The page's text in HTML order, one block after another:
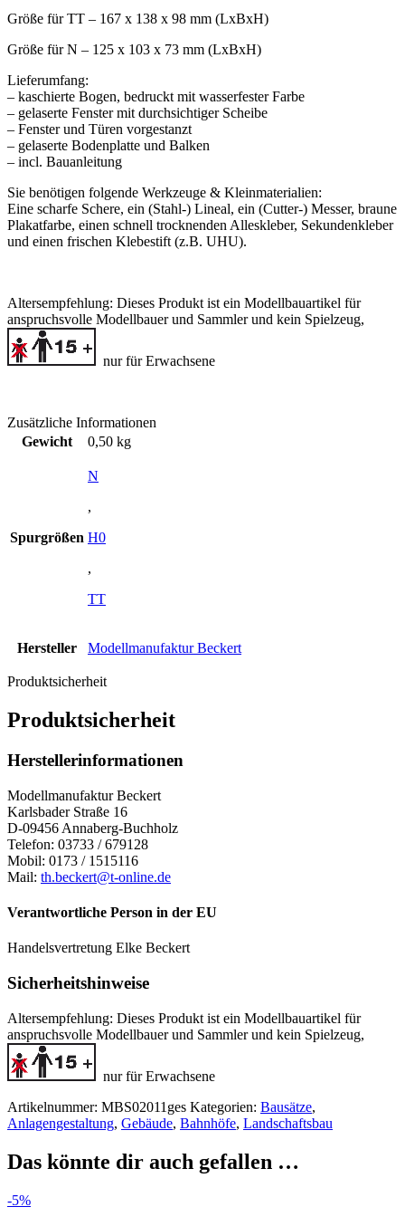
Größe für TT – 167 x 138 x 98 mm (LxBxH)
Größe für N – 125 x 103 x 73 mm (LxBxH)
Lieferumfang:
– kaschierte Bogen, bedruckt mit wasserfester Farbe
– gelaserte Fenster mit durchsichtiger Scheibe
– Fenster und Türen vorgestanzt
– gelaserte Bodenplatte und Balken
– incl. Bauanleitung
Sie benötigen folgende Werkzeuge & Kleinmaterialien:
Eine scharfe Schere, ein (Stahl-) Lineal, ein (Cutter-) Messer, braune
Plakatfarbe, einen schnell trocknenden Alleskleber, Sekundenkleber
und einen frischen Klebestift (z.B. UHU).
Altersempfehlung: Dieses Produkt ist ein Modellbauartikel für
anspruchsvolle Modellbauer und Sammlerund kein Spielzeug,
nur für Erwachsene
Zusätzliche Informationen
Gewicht
0,50 kg
Spurgrößen
N
,
H0
,
TT
Hersteller Modellmanufaktur Beckert
Produktsicherheit
Produktsicherheit
Herstellerinformationen
Modellmanufaktur Beckert
Karlsbader Straße 16
D-09456 Annaberg-Buchholz
Telefon: 03733 / 679128
Mobil: 0173 / 1515116
Mail: th.beckert@t-online.de
Verantwortliche Person in der EU
Handelsvertretung Elke Beckert
Sicherheitshinweise
Altersempfehlung: Dieses Produkt ist ein Modellbauartikel für
anspruchsvolle Modellbauer und Sammlerund kein Spielzeug,
nur für Erwachsene
Artikelnummer: MBS02011ges Kategorien: Bausätze,
Anlagengestaltung, Gebäude, Bahnhöfe, Landschaftsbau
Das könnte dir auch gefallen …
-5%